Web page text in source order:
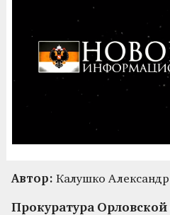
Автор: Калушко Александр
Прокуратура Орловской